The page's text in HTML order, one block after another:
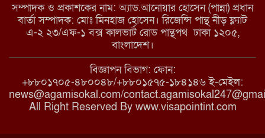
মাধবপুরে কমিউনিটি ক্লিনিকে
অনিয়মের অভিযোগ
রাজবাড়ী: বালিয়াকান্দিতে কিশোরীর
ঝুলন্ত মরদেহ উদ্ধার
সম্পাদক ও প্রকাশকের নাম: অ্যাড.আনোয়ার হোসেন (পান্না) প্রধান
বার্তা সম্পাদক: মোঃ মিনহাজ হোসেন। রিজেন্সি পান্থ নীড় ফ্ল্যাট
এ-২ ২৩/এফ-১ বক্স কালভার্ট রোড পান্থপথ ঢাকা ১২০৫,
বাংলাদেশ।
বিজ্ঞাপন বিভাগ: ফোন:
+৮৮০১৭০৫-৪৮০০৪৮/+৮৮০১৫৭৫-১৮৪১৪৬ ই-মেইল:
news@agamisokal.com/
All Right Reserved By www.visapointint.com